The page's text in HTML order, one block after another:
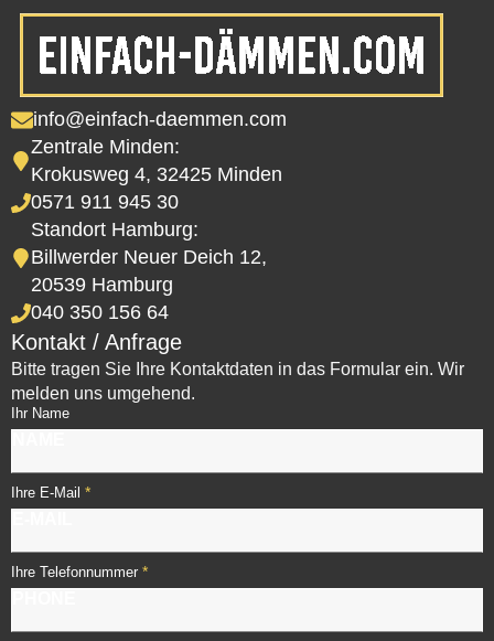
info@einfach-daemmen.com
Zentrale Minden:
Krokusweg 4, 32425 Minden
0571 911 945 30
Standort Hamburg:
Billwerder Neuer Deich 12,
20539 Hamburg
040 350 156 64
Kontakt / Anfrage
Bitte tragen Sie Ihre Kontaktdaten in das Formular ein. Wir
melden uns umgehend.
Ihr Name
Ihre E-Mail *
Ihre Telefonnummer *